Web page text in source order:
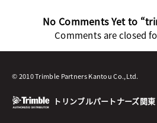
No Comments Yet to
Comments are closed
© 2010 Trimble Partners Kantou Co.,Ltd.
トリンブルパートナーズ関